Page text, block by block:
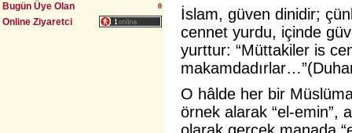
Bugün Üye Olan 0
Online Ziyaretci
İslam, güven dinidir;
cennet yurdu, içinde
yurttur: “Müttakiler is
O hâlde her bir
örnek alarak “el-emin”,